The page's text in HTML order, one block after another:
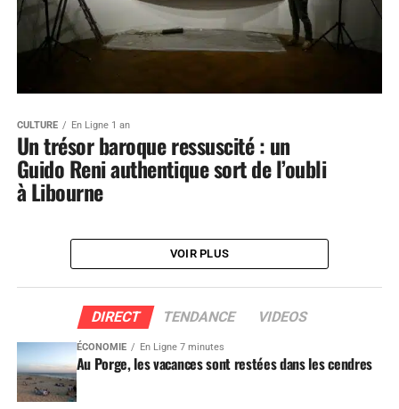
CULTURE En Ligne 1 an
Un trésor baroque ressuscité : un
Guido Reni authentique sort de l’oubli
à Libourne
VOIR PLUS
DIRECT TENDANCE VIDEOS
ÉCONOMIE En Ligne 7 minutes
Au Porge, les vacances sont restées dans les cendres